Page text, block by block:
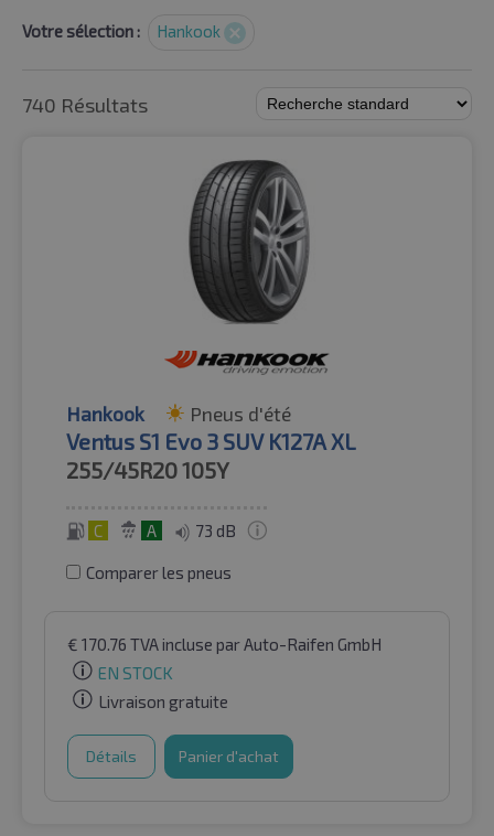
Votre sélection : Hankook
740 Résultats
Hankook Pneus d'été
Ventus S1 Evo 3 SUV K127A XL
255/45R20105Y
C A 73 dB
Comparer les pneus
€ 170.76 TVA incluse par Auto-Raifen GmbH
EN STOCK
Livraison gratuite
Détails Panier d'achat